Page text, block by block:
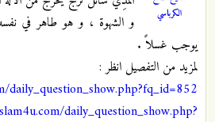
الكرباسي
و الشهوة ، و هو طاهر في
يوجب غسلاً .
لمزيد من التفصيل انظر :
daily_question_show.php?